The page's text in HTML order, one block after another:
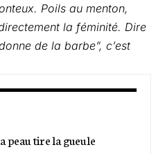
Poils au menton,
la féminité. Dire
de la barbe”, c’est
peau tire la gueule